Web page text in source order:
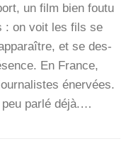
un film bien fou­tu
: on voit les fils se
et se des­
En France,
éner­vées.
peu par­lé déjà.…